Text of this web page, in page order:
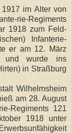
im Alter von
rie-Regiments
1918 zum Feld-
Infanterie-
er am 12. März
und wurde ins
in Straßburg
Wilhelmsheim
am 28. August
Regiments 121
1918 unter